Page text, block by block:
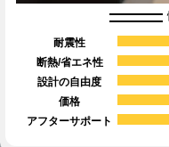
耐震性
断熱/省エネ性
設計の自由度
価格
アフターサポート